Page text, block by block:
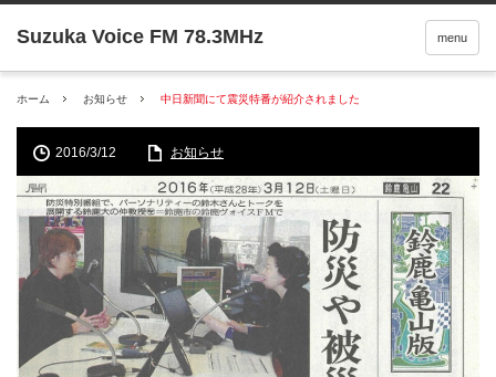
menu
ホーム お知らせ 中日新聞にて震災特番が紹介されました
2016/3/12 お知らせ